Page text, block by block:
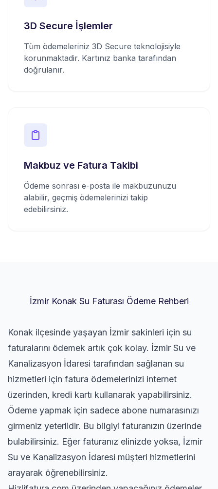
3D Secure İşlemler
Tüm ödemeleriniz 3D Secure teknolojisiyle
korunmaktadir. Kartınız banka tarafından
doğrulanır.
Makbuz ve Fatura Takibi
Ödeme sonrası e-posta ile makbuzunuzu
alabilir, geçmiş ödemelerinizi takip
edebilirsiniz.
İzmir Konak Su Faturası Ödeme Rehberi
Konak ilçesinde yaşayan İzmir sakinleri için su
faturalarını ödemek artık çok kolay. İzmir Su ve
Kanalizasyon İdaresi tarafından sağlanan su
hizmetleri için fatura ödemelerinizi internet
üzerinden, kredi kartı kullanarak yapabilirsiniz.
Ödeme yapmak için sadece abone numarasınızı
girmeniz yeterlidir. Bu bilgiyi faturanızın üzerinde
bulabilirsiniz. Eğer faturanız elinizde yoksa, İzmir
Su ve Kanalizasyon İdaresi müşteri hizmetlerini
arayarak öğrenebilirsiniz.